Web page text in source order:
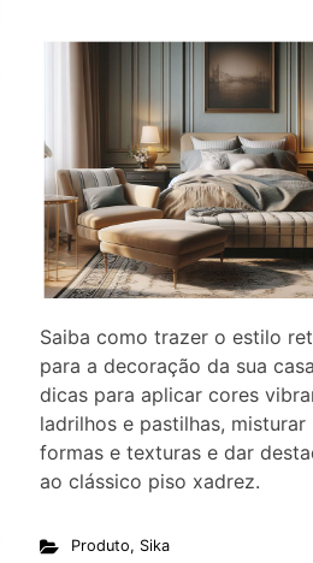
Saiba como trazer o estilo
para a decoração da sua
dicas para aplicar cores
ladrilhos e pastilhas, misturar
formas e texturas e dar
ao clássico piso xadrez.
Produto, Sika